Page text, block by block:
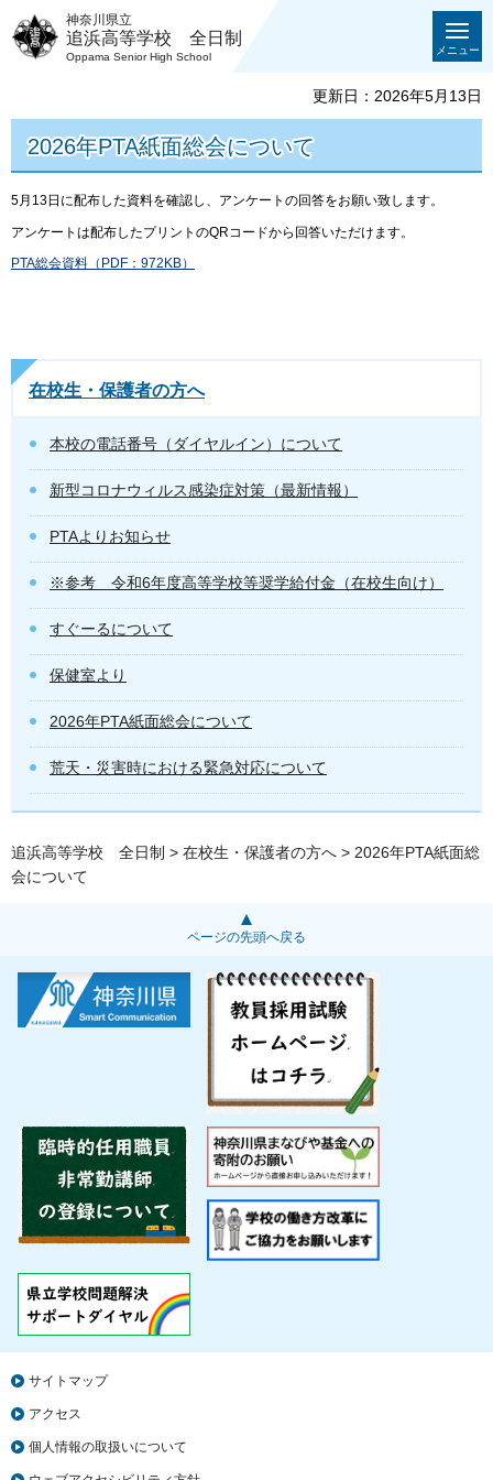
神奈川県立
追浜高等学校 全日制
Oppama Senior High School
メニュー
更新日：2026年5月13日
2026年PTA紙面総会について
5月13日に配布した資料を確認し、アンケートの回答をお願い致します。
アンケートは配布したプリントのQRコードから回答いただけます。
PTA総会資料（PDF：972KB）
在校生・保護者の方へ
本校の電話番号（ダイヤルイン）について
新型コロナウィルス感染症対策（最新情報）
PTAよりお知らせ
※参考 令和6年度高等学校等奨学給付金（在校生向け）
すぐーるについて
保健室より
2026年PTA紙面総会について
荒天・災害時における緊急対応について
追浜高等学校 全日制 > 在校生・保護者の方へ > 2026年PTA紙面総
会について
ページの先頭へ戻る
サイトマップ
アクセス
個人情報の取扱いについて